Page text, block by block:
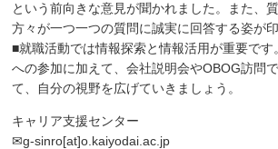
という前向きな意見が聞かれました。また、
方々が一つ一つの質問に誠実に回答する姿が印
■就職活動では情報探索と情報活用が重要で
への参加に加えて、会社説明会やOBOG訪問
て、自分の視野を広げていきましょう。
キャリア支援センター
✉g-sinro[at]o.kaiyodai.ac.jp